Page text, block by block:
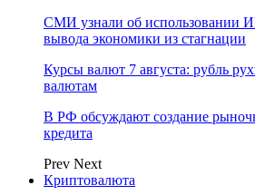
СМИ узнали об использовании
вывода экономики из стагнации
Курсы валют 7 августа: рубль
валютам
В РФ обсуждают создание
кредита
Prev Next
Криптовалюта